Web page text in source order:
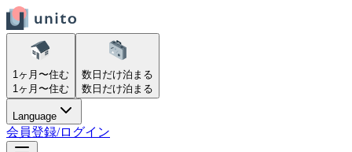
1ヶ月〜住む
1ヶ月〜住む
数日だけ泊まる
数日だけ泊まる
Language
会員登録/ログイン